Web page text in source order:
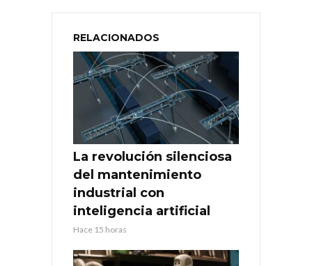
RELACIONADOS
La revolución silenciosa
del mantenimiento
industrial con
inteligencia artificial
Hace 15 horas